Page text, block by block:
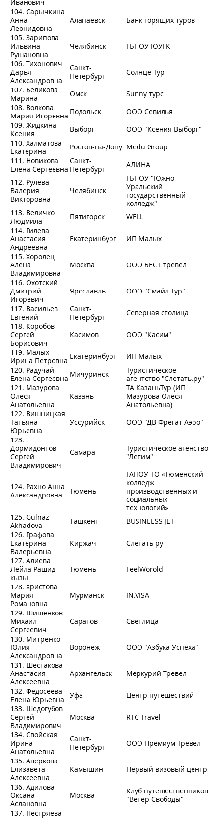
Иванович
104. Сарычкина
Анна
Леонидовна
Алапаевск
Банк горящих туров
105. Зарипова
Ильвина
Рушановна
Челябинск
ГБПОУ ЮУГК
106. Тихонович
Дарья
Александровна
Санкт-
Петербург
Солнце-Тур
107. Беликова
Марина
Омск
Sunny турс
108. Волкова
Мария Игоревна Подольск
ООО Севилья
109. Жидкина
Ксения
Выборг
ООО "Ксения Выборг"
110. Халматова
Екатерина
Ростов-на-Дону Medu Group
111. Новикова
Елена Сергеевна
Санкт-
Петербург
АЛИНА
112. Рулева
Валерия
Викторовна
Челябинск
ГБПОУ "Южно -
Уральский
государственный
колледж"
113. Величко
Людмила
Пятигорск
WELL
114. Гилева
Анастасия
Андреевна
Екатеринбург
ИП Малых
115. Хоролец
Алена
Владимировна
Москва
ООО БЕСТ тревел
116. Охотский
Дмитрий
Игоревич
Ярославль
ООО "Смайл-Тур"
117. Васильев
Евгений
Санкт-
Петербург
Северная столица
118. Коробов
Сергей
Борисович
Касимов
ООО "Касим"
119. Малых
Ирина Петровна Екатеринбург
ИП Малых
120. Радучай
Елена Сергеевна Мичуринск
Туристическое
агентство "Слетать.ру"
121. Мазурова
Олеся
Анатольевна
Казань
ТА КазаньТур (ИП
Мазурова Олеся
Анатольевна)
122. Вишницкая
Татьяна
Юрьевна
Уссурийск
ООО "ДВ Фрегат Аэро"
123.
Дормидонтов
Сергей
Владимирович
Самара
Туристическое агенство
"Летим"
124. Рахно Анна
Александровна
Тюмень
ГАПОУ ТО «Тюменский
колледж
производственных и
социальных
технологий»
125. Gulnaz
Akhadova
Ташкент
BUSINEESS JET
126. Графова
Екатерина
Валерьевна
Киржач
Слетать ру
127. Алиева
Лейла Рашид
кызы
Тюмень
FeelWorold
128. Христова
Мария
Романовна
Мурманск
IN.VISA
129. Шишенков
Михаил
Сергеевич
Саратов
Светлица
130. Митренко
Юлия
Александровна
Воронеж
OOO "Азбука Успеха"
131. Шестакова
Анастасия
Алексеевна
Архангельск
Меркурий Тревел
132. Федосеева
Елена Юрьевна
Уфа
Центр путешествий
133. Шедогубов
Сергей
Владимирович
Москва
RTC Travel
134. Свойская
Ирина
Анатольевна
Санкт-
Петербург
ООО Премиум Тревел
135. Аверкова
Елизавета
Алексеевна
Камышин
Первый визовый центр
136. Адилова
Оксана
Аслановна
Москва
Клуб путешественников
"Ветер Свободы"
137. Пестряева